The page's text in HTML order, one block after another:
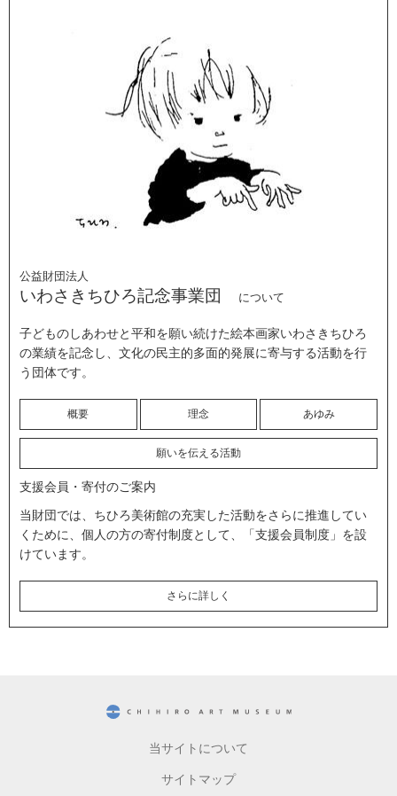
公益財団法人
いわさきちひろ記念事業団 について
子どものしあわせと平和を願い続けた絵本画家いわさきちひろ
の業績を記念し、文化の民主的多面的発展に寄与する活動を行
う団体です。
概要 理念 あゆみ
願いを伝える活動
支援会員・寄付のご案内
当財団では、ちひろ美術館の充実した活動をさらに推進してい
くために、個人の方の寄付制度として、「支援会員制度」を設
けています。
さらに詳しく
当サイトについて
サイトマップ